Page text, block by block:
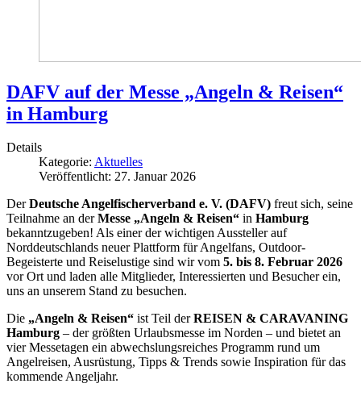
DAFV auf der Messe „Angeln & Reisen“
in Hamburg
Details
Kategorie: Aktuelles
Veröffentlicht: 27. Januar 2026
DerDeutsche Angelfischerverband e. V. (DAFV) freut sich, seine
Teilnahme an derMesse „Angeln & Reisen“ in Hamburg
bekanntzugeben! Als einer der wichtigen Aussteller auf
Norddeutschlands neuer Plattform für Angelfans, Outdoor-
Begeisterte und Reiselustige sind wir vom 5. bis 8. Februar 2026
vor Ort und laden alle Mitglieder, Interessierten und Besucher ein,
uns an unserem Stand zu besuchen.
Die „Angeln & Reisen“ ist Teil derREISEN & CARAVANING
Hamburg – der größten Urlaubsmesse im Norden – und bietet an
vier Messetagen ein abwechslungsreiches Programm rund um
Angelreisen, Ausrüstung, Tipps & Trends sowie Inspiration für das
kommende Angeljahr.